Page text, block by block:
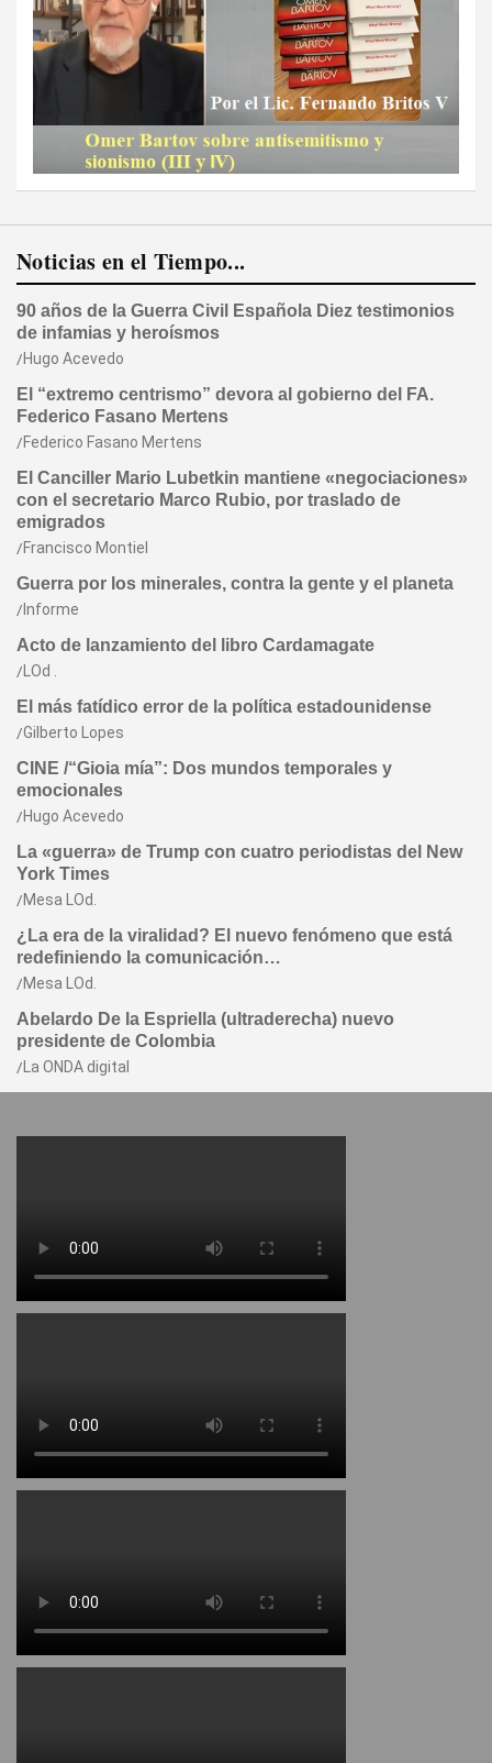
Noticias en el Tiempo...
90 años de la Guerra Civil Española Diez testimonios
de infamias y heroísmos
Hugo Acevedo
El “extremo centrismo” devora al gobierno del FA.
Federico Fasano Mertens
Federico Fasano Mertens
El Canciller Mario Lubetkin mantiene «negociaciones»
con el secretario Marco Rubio, por traslado de
emigrados
Francisco Montiel
Guerra por los minerales, contra la gente y el planeta
Informe
Acto de lanzamiento del libro Cardamagate
LOd .
El más fatídico error de la política estadounidense
Gilberto Lopes
CINE /“Gioia mía”: Dos mundos temporales y
emocionales
Hugo Acevedo
La «guerra» de Trump con cuatro periodistas del New
York Times
Mesa LOd.
¿La era de la viralidad? El nuevo fenómeno que está
redefiniendo la comunicación…
Mesa LOd.
Abelardo De la Espriella (ultraderecha) nuevo
presidente de Colombia
La ONDA digital